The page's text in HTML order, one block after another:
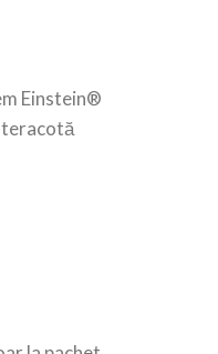
Einstein®
teracotă